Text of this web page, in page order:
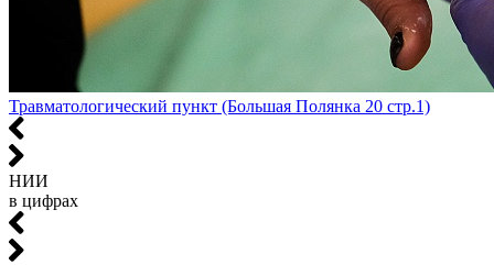
Травматологический пункт (Большая Полянка 20 стр.1)
НИИ
в цифрах